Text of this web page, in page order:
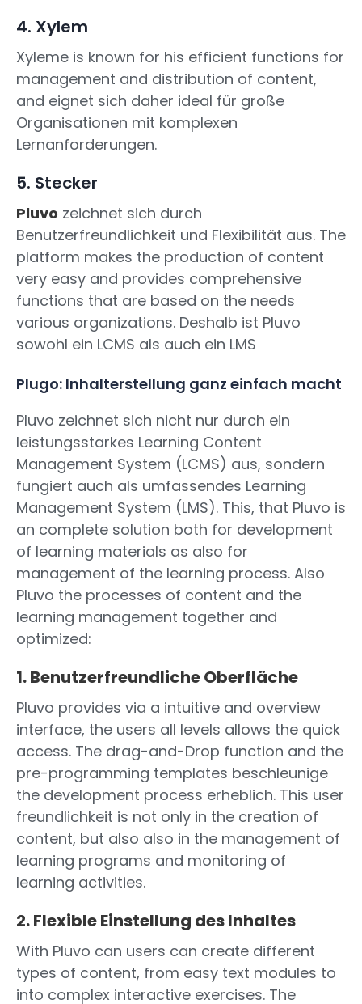
4. Xylem
Xyleme is known for his efficient functions for
management and distribution of content,
and eignet sich daher ideal für große
Organisationen mit komplexen
Lernanforderungen.
5. Stecker
Pluvo zeichnet sich durch
Benutzerfreundlichkeit und Flexibilität aus. The
platform makes the production of content
very easy and provides comprehensive
functions that are based on the needs
various organizations. Deshalb ist Pluvo
sowohl ein LCMS als auch ein LMS
Plugo: Inhalterstellung ganz einfach macht
Pluvo zeichnet sich nicht nur durch ein
leistungsstarkes Learning Content
Management System (LCMS) aus, sondern
fungiert auch als umfassendes Learning
Management System (LMS). This, that Pluvo is
an complete solution both for development
of learning materials as also for
management of the learning process. Also
Pluvo the processes of content and the
learning management together and
optimized:
1. Benutzerfreundliche Oberfläche
Pluvo provides via a intuitive and overview
interface, the users all levels allows the quick
access. The drag-and-Drop function and the
pre-programming templates beschleunige
the development process erheblich. This user
freundlichkeit is not only in the creation of
content, but also also in the management of
learning programs and monitoring of
learning activities.
2. Flexible Einstellung des Inhaltes
With Pluvo can users can create different
types of content, from easy text modules to
into complex interactive exercises. The